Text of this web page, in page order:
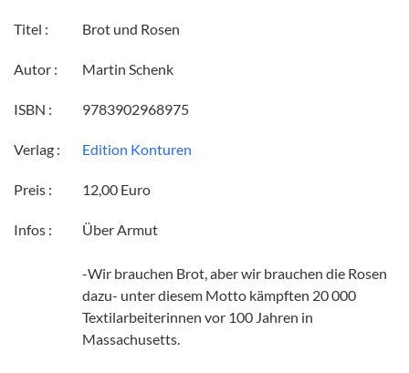
Titel : Brot und Rosen
Autor : Martin Schenk
ISBN : 9783902968975
Verlag : Edition Konturen
Preis : 12,00 Euro
Infos : Über Armut
-Wir brauchen Brot, aber wir brauchen die Rosen
dazu- unter diesem Motto kämpften 20 000
Textilarbeiterinnen vor 100 Jahren in
Massachusetts.